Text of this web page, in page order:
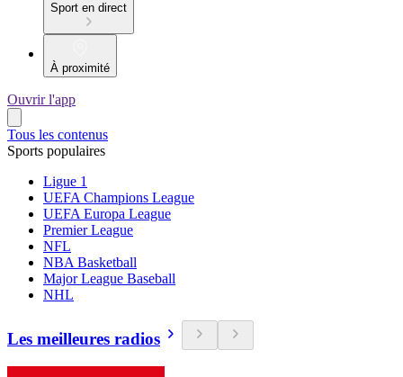
Sport en direct
À proximité
Ouvrir l'app
Tous les contenus
Sports populaires
Ligue 1
UEFA Champions League
UEFA Europa League
Premier League
NFL
NBA Basketball
Major League Baseball
NHL
Les meilleures radios